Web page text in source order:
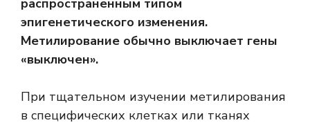
распространенным типом
эпигенетического изменения.
Метилирование обычно выключает гены
«выключен».
При тщательном изучении метилирования
в специфических клетках или тканях